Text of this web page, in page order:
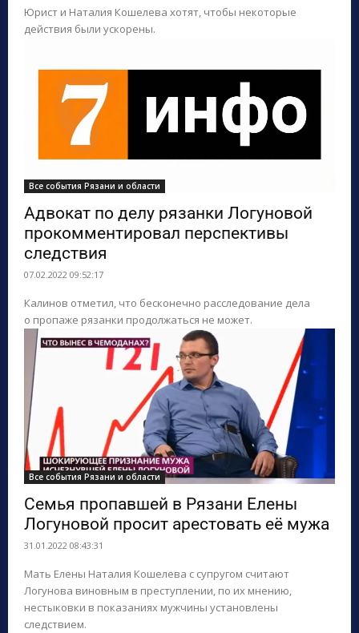
Юрист и Наталия Кошелева хотят, чтобы некоторые
действия были ускорены.
Все события Рязани и области
Адвокат по делу рязанки Логуновой
прокомментировал перспективы
следствия
07.02.2022 09:52:17
Калинов отметил, что бесконечно расследование дела
о пропаже рязанки продолжаться не может.
Все события Рязани и области
Семья пропавшей в Рязани Елены
Логуновой просит арестовать её мужа
31.01.2022 08:43:31
Мать Елены Наталия Кошелева с супругом считают
Логунова виновным в преступлении, по их мнению,
нестыковки в показаниях мужчины установлены
следствием.